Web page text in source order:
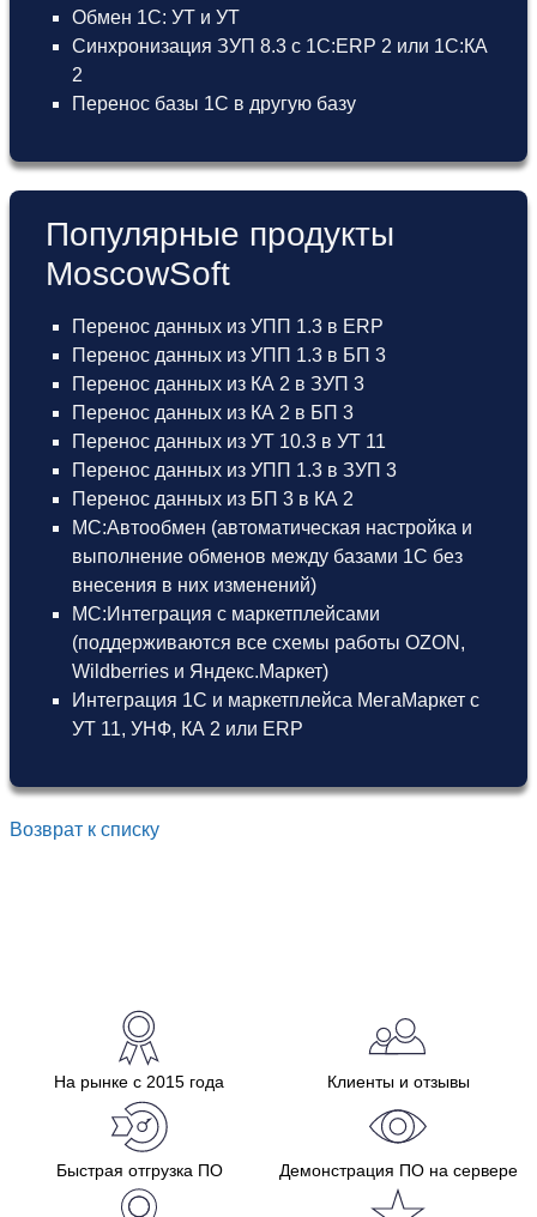
Обмен 1С: УТ и УТ
Синхронизация ЗУП 8.3 с 1С:ERP 2 или 1С:КА
2
Перенос базы 1С в другую базу
Популярные продукты
MoscowSoft
Перенос данных из УПП 1.3 в ERP
Перенос данных из УПП 1.3 в БП 3
Перенос данных из КА 2 в ЗУП 3
Перенос данных из КА 2 в БП 3
Перенос данных из УТ 10.3 в УТ 11
Перенос данных из УПП 1.3 в ЗУП 3
Перенос данных из БП 3 в КА 2
МС:Автообмен (автоматическая настройка и
выполнение обменов между базами 1С без
внесения в них изменений)
МС:Интеграция с маркетплейсами
(поддерживаются все схемы работы OZON,
Wildberries и Яндекс.Маркет)
Интеграция 1С и маркетплейса МегаМаркет с
УТ 11, УНФ, КА 2 или ERP
Возврат к списку
На рынке с 2015 года Клиенты и отзывы
Быстрая отгрузка ПО Демонстрация ПО на сервере